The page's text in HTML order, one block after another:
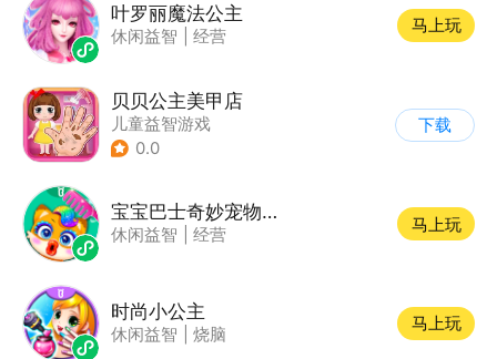
叶罗丽魔法公主
休闲益智 经营
马上玩
贝贝公主美甲店
儿童益智游戏
0.0
下载
宝宝巴士奇妙宠物美妆店
休闲益智 经营
马上玩
时尚小公主
休闲益智 烧脑
马上玩